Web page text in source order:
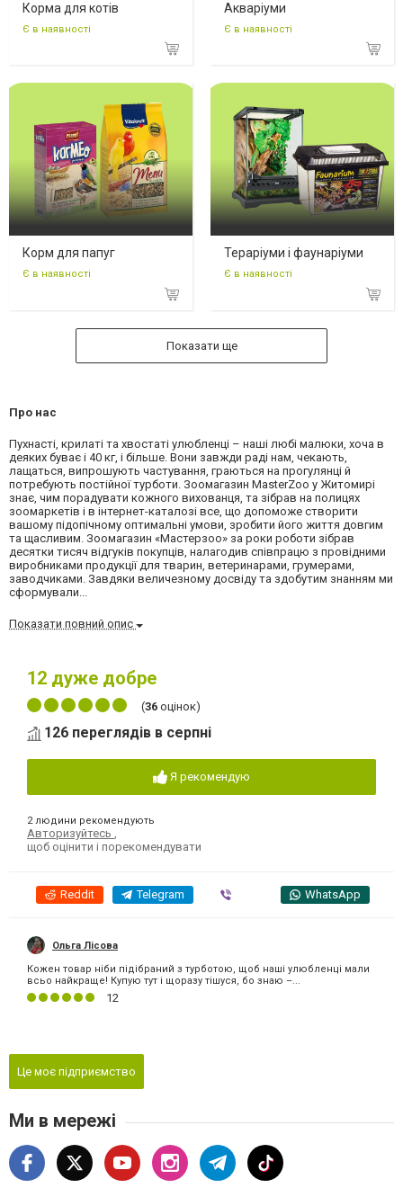
Корма для котів
Є в наявності
Акваріуми
Є в наявності
Корм для папуг
Є в наявності
Тераріуми і фаунаріуми
Є в наявності
Показати ще
Про нас
Пухнасті, крилаті та хвостаті улюбленці – наші любі малюки, хоча в
деяких буває і 40 кг, і більше. Вони завжди раді нам, чекають,
лащаться, випрошують частування, граються на прогулянці й
потребують постійної турботи. Зоомагазин MasterZoo у Житомирі
знає, чим порадувати кожного вихованця, та зібрав на полицях
зоомаркетів і в інтернет-каталозі все, що допоможе створити
вашому підопічному оптимальні умови, зробити його життя довгим
та щасливим. Зоомагазин «Мастерзоо» за роки роботи зібрав
десятки тисяч відгуків покупців, налагодив співпрацю з провідними
виробниками продукції для тварин, ветеринарами, грумерами,
заводчиками. Завдяки величезному досвіду та здобутим знанням ми
сформували...
Показати повний опис
12 дуже добре
(36 оцінок)
126 переглядів в серпні
Я рекомендую
2 людини рекомендують
Авторизуйтесь ,
щоб оцінити і порекомендувати
Reddit Telegram WhatsApp
Ольга Лісова
Кожен товар ніби підібраний з турботою, щоб наші улюбленці мали
всьо найкраще! Купую тут і щоразу тішуся, бо знаю –...
12
Це моє підприємство
Ми в мережі